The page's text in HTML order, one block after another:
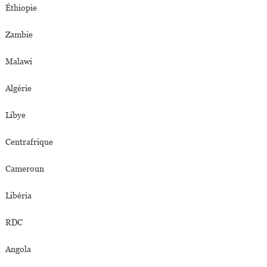
Éthiopie
Zambie
Malawi
Algérie
Libye
Centrafrique
Cameroun
Libéria
RDC
Angola